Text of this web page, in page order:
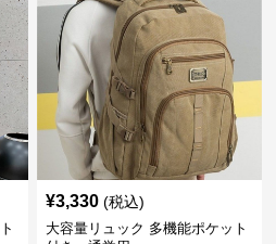
¥3,330 (税込)
大容量リュック 多機能ポケット